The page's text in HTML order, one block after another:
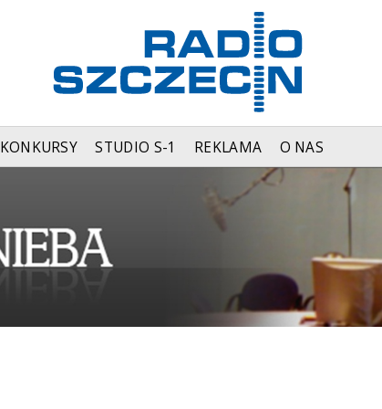
KONKURSY STUDIO S-1 REKLAMA O NAS